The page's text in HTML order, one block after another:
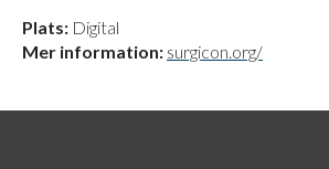
Plats: Digital
Mer information: surgicon.org/